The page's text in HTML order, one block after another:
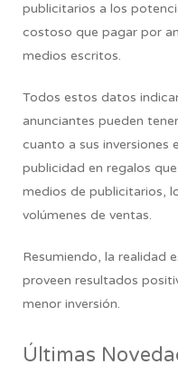
publicitarios a los
costoso que pagar por
medios escritos.
Todos estos datos
anunciantes pueden
cuanto a sus inversiones
publicidad en regalos
medios de publicitarios,
volúmenes de ventas.
Resumiendo, la realidad
proveen resultados
menor inversión.
Últimas